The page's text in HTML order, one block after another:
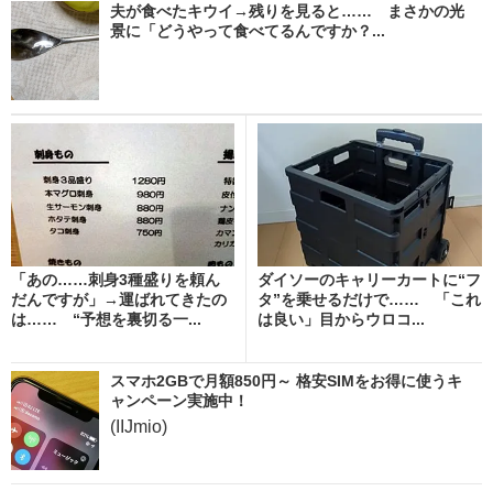
夫が食べたキウイ→残りを見ると…… まさかの光
景に「どうやって食べてるんですか？...
「あの……刺身3種盛りを頼ん
だんですが」→運ばれてきたの
は…… “予想を裏切る一...
ダイソーのキャリーカートに“フ
タ”を乗せるだけで…… 「これ
は良い」目からウロコ...
スマホ2GBで月額850円～ 格安SIMをお得に使うキ
ャンペーン実施中！
(IIJmio)